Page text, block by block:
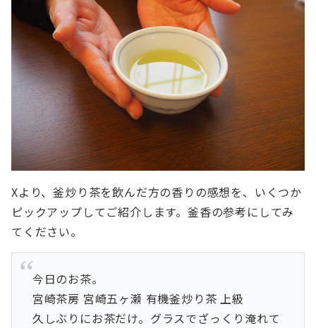
Xより、釜炒り茶を飲んだ方の香りの感想を、いくつか
ピックアップしてご紹介します。釜香の参考にしてみ
てください。
今日のお茶。
宮崎茶房 宮崎五ヶ瀬 有機釜炒り茶 上級
久しぶりにお茶だけ。グラスでざっくり淹れて